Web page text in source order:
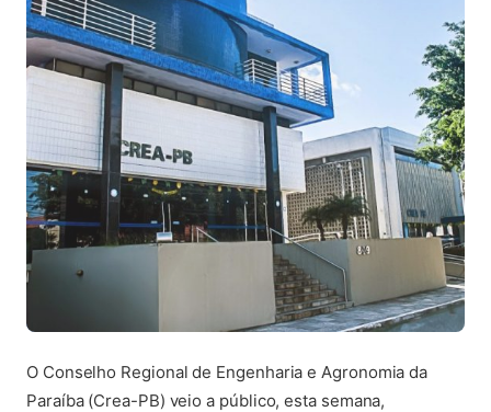
O Conselho Regional de Engenharia e Agronomia da
Paraíba (Crea-PB) veio a público, esta semana,